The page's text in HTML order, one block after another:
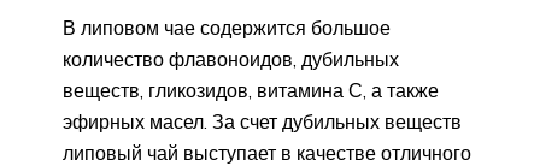
В липовом чае содержится большое
количество флавоноидов, дубильных
веществ, гликозидов, витамина С, а также
эфирных масел. За счет дубильных веществ
липовый чай выступает в качестве отличного